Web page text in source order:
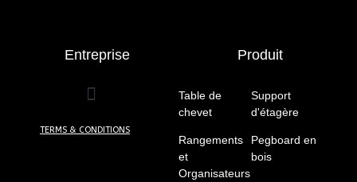
Entreprise
TERMS & CONDITIONS
Produit
Table de
chevet
Support
d'étagère
Rangements
et
Organisateurs
Pegboard en
bois